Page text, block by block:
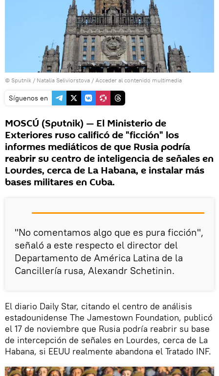
© Sputnik / Natalia Seliviorstova / Acceder al contenido multimedia
Síguenos en
MOSCÚ (Sputnik) — El Ministerio de
Exteriores ruso calificó de "ficción" los
informes mediáticos de que Rusia podría
reabrir su centro de inteligencia de señales en
Lourdes, cerca de La Habana, e instalar más
bases militares en Cuba.
"No comentamos algo que es pura ficción",
señaló a este respecto el director del
Departamento de América Latina de la
Cancillería rusa, Alexandr Schetinin.
El diario Daily Star, citando el centro de análisis
estadounidense The Jamestown Foundation, publicó
el 17 de noviembre que Rusia podría reabrir su base
de intercepción de señales en Lourdes, cerca de La
Habana, si EEUU realmente abandona el Tratado INF.